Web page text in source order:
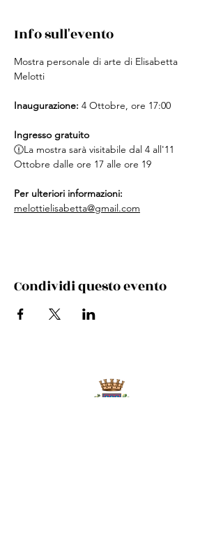
Info sull'evento
Mostra personale di arte di Elisabetta
Melotti
Inaugurazione: 4 Ottobre, ore 17:00
Ingresso gratuito
🕧La mostra sarà visitabile dal 4 all'11
Ottobre dalle ore 17 alle ore 19
Per ulteriori informazioni:
melottielisabetta@gmail.com
Condividi questo evento